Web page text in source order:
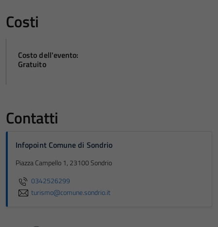
Costi
Costo dell'evento:
Gratuito
Contatti
Infopoint Comune di Sondrio
Piazza Campello 1, 23100 Sondrio
0342526299
turismo@comune.sondrio.it